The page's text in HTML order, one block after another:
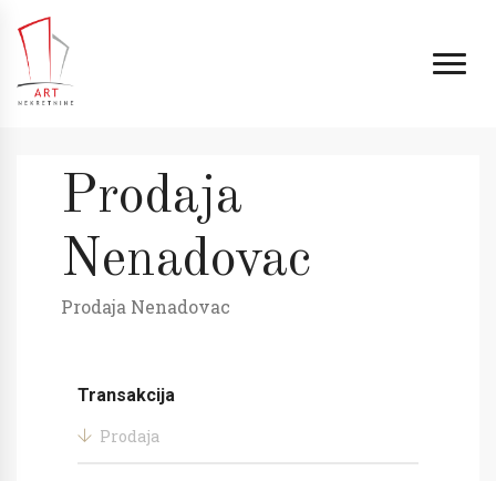
Prodaja
Nenadovac
Prodaja Nenadovac
Transakcija
Prodaja